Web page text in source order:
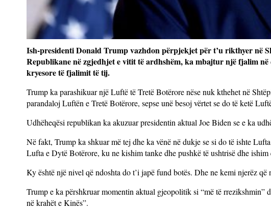
Ish-presidenti Donald Trump vazhdon përpjekjet për t’u rikthyer në
Republikane në zgjedhjet e vitit të ardhshëm, ka mbajtur një fjalim
kryesore të fjalimit të tij.
Trump ka parashikuar një Luftë të Tretë Botërore nëse nuk kthehet në
parandaloj Luftën e Tretë Botërore, sepse unë besoj vërtet se do të ketë
Udhëheqësi republikan ka akuzuar presidentin aktual Joe Biden se e ka
Në fakt, Trump ka shkuar më tej dhe ka vënë në dukje se si do të ishte
Lufta e Dytë Botërore, ku ne kishim tanke dhe pushkë të ushtrisë dhe
Ky është një nivel që ndoshta do t’i japë fund botës. Dhe ne kemi njerëz që
Trump e ka përshkruar momentin aktual gjeopolitik si “më të
në krahët e Kinës”.